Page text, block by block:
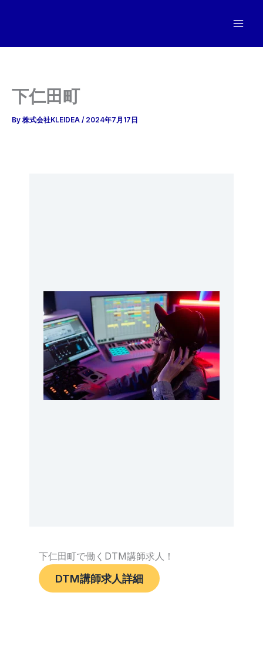
下仁田町
By 株式会社KLEIDEA / 2024年7月17日
下仁田町で働くDTM講師求人！
DTM講師求人詳細